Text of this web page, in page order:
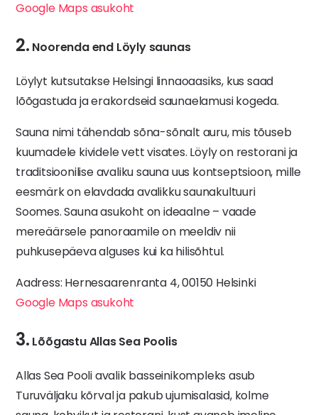
Google Maps asukoht
2. Noorenda end Löyly saunas
Löylyt kutsutakse Helsingi linnaoaasiks, kus saad
lõõgastuda ja erakordseid saunaelamusi kogeda.
Sauna nimi tähendab sõna-sõnalt auru, mis tõuseb
kuumadele kividele vett visates. Löyly on restorani ja
traditsioonilise avaliku sauna uus kontseptsioon, mille
eesmärk on elavdada avalikku saunakultuuri
Soomes. Sauna asukoht on ideaalne – vaade
mereäärsele panoraamile on meeldiv nii
puhkusepäeva alguses kui ka hilisõhtul.
Aadress: Hernesaarenranta 4, 00150 Helsinki
Google Maps asukoht
3. Lõõgastu Allas Sea Poolis
Allas Sea Pooli avalik basseinikompleks asub
Turuväljaku kõrval ja pakub ujumisalasid, kolme